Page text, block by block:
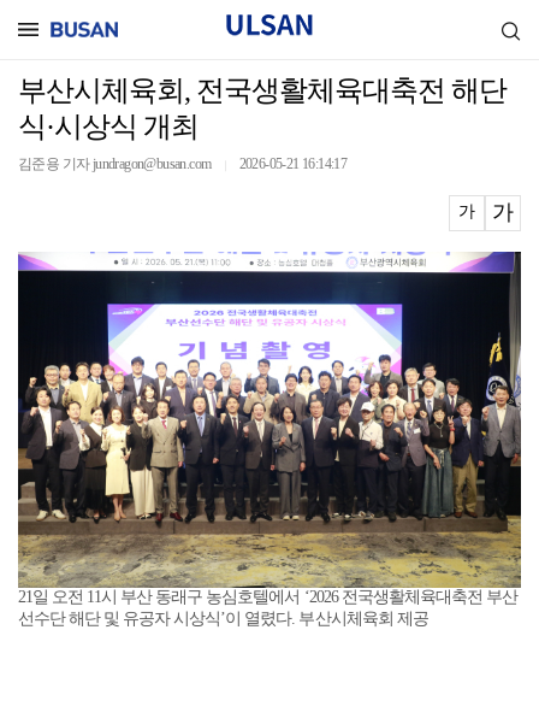
부산시체육회, 전국생활체육대축전 해단
식·시상식 개최
김준용 기자 jundragon@busan.com 2026-05-21 16:14:17
가 가
21일 오전 11시 부산 동래구 농심호텔에서 ‘2026 전국생활체육대축전 부산
선수단 해단 및 유공자 시상식’이 열렸다. 부산시체육회 제공